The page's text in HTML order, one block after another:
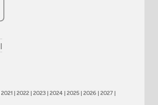
|
2021| 2022| 2023| 2024| 2025| 2026| 2027|